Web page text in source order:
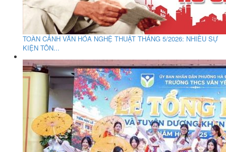
TOÀN CẢNH VĂN HÓA NGHỆ THUẬT THÁNG 5/2026: NHIỀU SỰ
KIỆN TÔN...